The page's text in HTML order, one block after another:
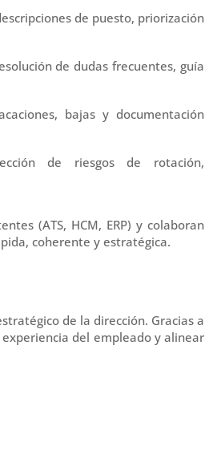
de puesto, priorización
de dudas frecuentes, guía
bajas y documentación
de riesgos de rotación,
(ATS, HCM, ERP) ycolaboran
coherente y estratégica.
de la dirección. Gracias a
del empleado y alinear